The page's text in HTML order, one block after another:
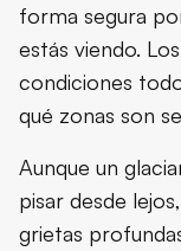
forma segura
estás viendo.
condiciones
qué zonas son
Aunque un
pisar desde
grietas